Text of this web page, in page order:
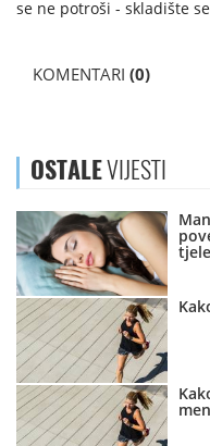
se ne potroši - skladište
KOMENTARI (0)
OSTALEVIJESTI